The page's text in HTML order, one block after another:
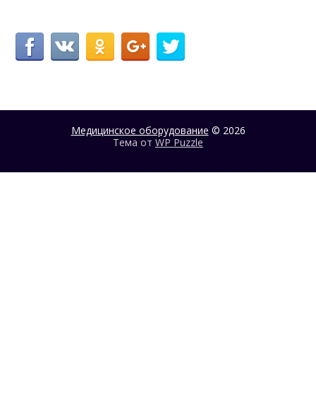
Медицинское оборудование © 2026
Тема от WP Puzzle